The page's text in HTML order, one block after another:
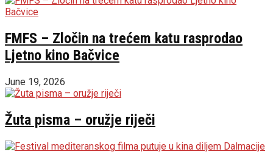
FMFS – Zločin na trećem katu rasprodao
Ljetno kino Bačvice
June 19, 2026
Žuta pisma – oružje riječi